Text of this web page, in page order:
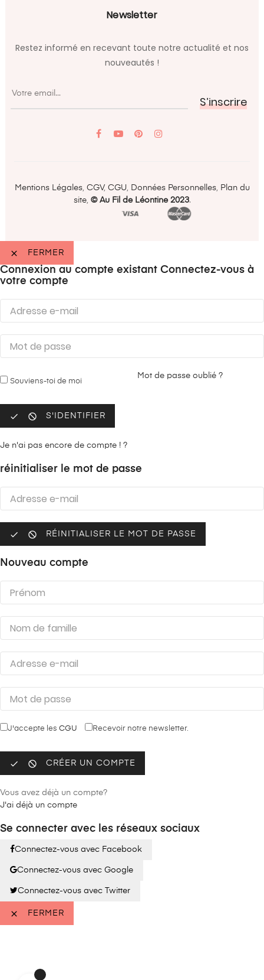
Newsletter
Restez informé en recevant toute notre actualité et nos
nouveautés !
S’inscrire
YouTubePinterest
Mentions Légales, CGV, CGU Données Personnelles,
Plan du
site, ©️ Au Fil de Léontine 2023.
 FERMER
Connexion au compte existant Connectez-vous à
votre compte
Souviens-toi de moi
Mot de passe oublié ?
  S'IDENTIFIER
Je n'ai pas encore de compte ! ?
réinitialiser le mot de passe
  RÉINITIALISER LE MOT DE PASSE
Nouveau compte
J'accepte les CGU Recevoir notre newsletter.
  CRÉER UN COMPTE
Vous avez déjà un compte?
J'ai déjà un compte
Se connecter avec les réseaux sociaux
Connectez-vous avec Facebook
Connectez-vous avec Google
Connectez-vous avec Twitter
 FERMER